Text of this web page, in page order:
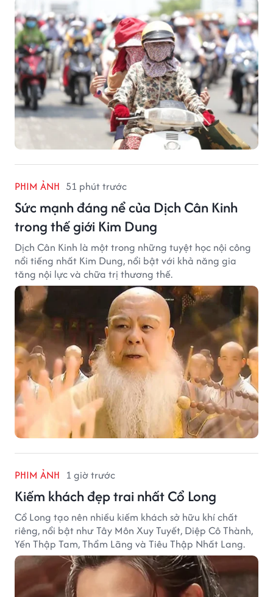
PHIM ẢNH 51 phút trước
Sức mạnh đáng nể của Dịch Cân Kinh
trong thế giới Kim Dung
Dịch Cân Kinh là một trong những tuyệt học nội công
nổi tiếng nhất Kim Dung, nổi bật với khả năng gia
tăng nội lực và chữa trị thương thế.
PHIM ẢNH 1 giờ trước
Kiếm khách đẹp trai nhất Cổ Long
Cổ Long tạo nên nhiều kiếm khách sở hữu khí chất
riêng, nổi bật như Tây Môn Xuy Tuyết, Diệp Cô Thành,
Yến Thập Tam, Thẩm Lãng và Tiêu Thập Nhất Lang.